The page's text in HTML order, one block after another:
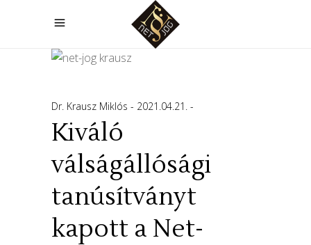
Dr. Krausz Miklós 2021.04.21.
Kiváló
válságállósági
tanúsítványt
kapott a Net-